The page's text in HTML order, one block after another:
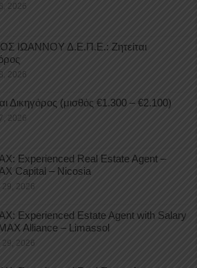
2026
ΙΩΑΝΝΟΥ Δ.Ε.Π.Ε.: Ζητείται
2026
Δικηγόρος (μισθός €1.300 – €2.100)
2026
Experienced Real Estate Agent –
Capital – Nicosia
29, 2026
Experienced Estate Agent with Salary
Alliance – Limassol
29, 2026